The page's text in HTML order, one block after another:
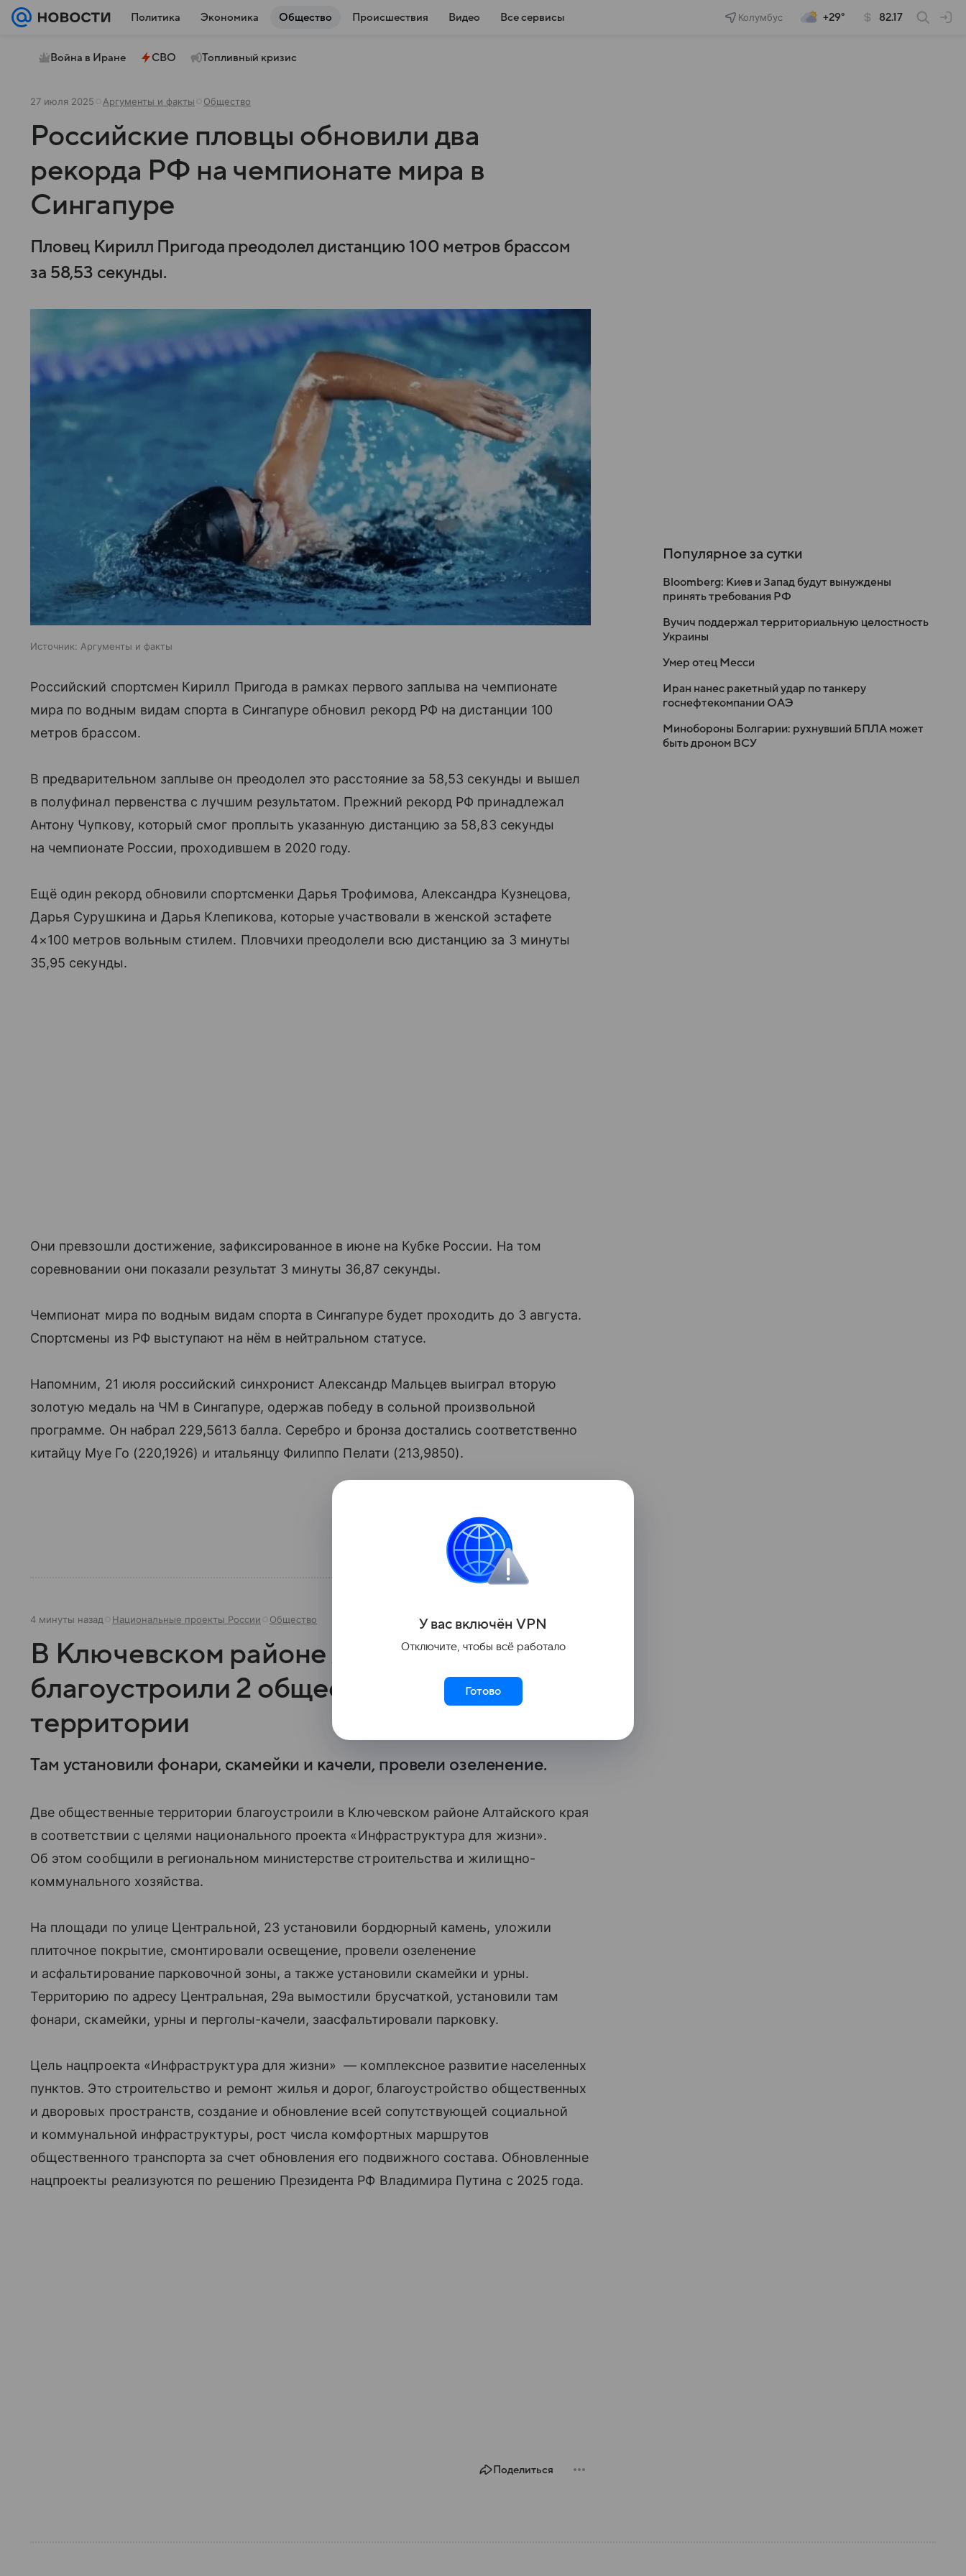
Политика Экономика Общество Происшествия Видео Все сервисы Колумбус +29° 82.17
Война в Иране СВО Топливный кризис
27 июля 2025 Аргументы и факты Общество
Российские пловцы обновили два
рекорда РФ на чемпионате мира в
Сингапуре
Пловец Кирилл Пригода преодолел дистанцию 100 метров брассом
за 58,53 секунды.
Источник: Аргументы и факты
Российский спортсмен Кирилл Пригода в рамках первого заплыва на чемпионате
мира по водным видам спорта в Сингапуре обновил рекорд РФ на дистанции 100
метров брассом.
В предварительном заплыве он преодолел это расстояние за 58,53 секунды и вышел
в полуфинал первенства с лучшим результатом. Прежний рекорд РФ принадлежал
Антону Чупкову, который смог проплыть указанную дистанцию за 58,83 секунды
на чемпионате России, проходившем в 2020 году.
Ещё один рекорд обновили спортсменки Дарья Трофимова, Александра Кузнецова,
Дарья Сурушкина и Дарья Клепикова, которые участвовали в женской эстафете
4×100 метров вольным стилем. Пловчихи преодолели всю дистанцию за 3 минуты
35,95 секунды.
Они превзошли достижение, зафиксированное в июне на Кубке России. На том
соревновании они показали результат 3 минуты 36,87 секунды.
Чемпионат мира по водным видам спорта в Сингапуре будет проходить до 3 августа.
Спортсмены из РФ выступают на нём в нейтральном статусе.
Напомним, 21 июля российский синхронист Александр Мальцев выиграл вторую
золотую медаль на ЧМ в Сингапуре, одержав победу в сольной произвольной
программе. Он набрал 229,5613 балла. Серебро и бронза достались соответственно
китайцу Муе Го (220,1926) и итальянцу Филиппо Пелати (213,9850).
4 минуты назад Национальные проекты России Общество
В Ключевском районе Алтая
благоустроили 2 общественные
территории
Там установили фонари, скамейки и качели, провели озеленение.
Две общественные территории благоустроили в Ключевском районе Алтайского края
в соответствии с целями национального проекта «Инфраструктура для жизни».
Об этом сообщили в региональном министерстве строительства и жилищно-
коммунального хозяйства.
На площади по улице Центральной, 23 установили бордюрный камень, уложили
плиточное покрытие, смонтировали освещение, провели озеленение
и асфальтирование парковочной зоны, а также установили скамейки и урны.
Территорию по адресу Центральная, 29а вымостили брусчаткой, установили там
фонари, скамейки, урны и перголы-качели, заасфальтировали парковку.
Цель нацпроекта «Инфраструктура для жизни» — комплексное развитие населенных
пунктов. Это строительство и ремонт жилья и дорог, благоустройство общественных
и дворовых пространств, создание и обновление всей сопутствующей социальной
и коммунальной инфраструктуры, рост числа комфортных маршрутов
общественного транспорта за счет обновления его подвижного состава. Обновленные
нацпроекты реализуются по решению Президента РФ Владимира Путина с 2025 года.
Поделиться
Популярное за сутки
Bloomberg: Киев и Запад будут вынуждены
принять требования РФ
Вучич поддержал территориальную целостность
Украины
Умер отец Месси
Иран нанес ракетный удар по танкеру
госнефтекомпании ОАЭ
Минобороны Болгарии: рухнувший БПЛА может
быть дроном ВСУ
У вас включён VPN
Отключите, чтобы всё работало
Готово